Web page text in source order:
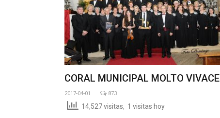
CORAL MUNICIPAL MOLTO VIVACE
2017-04-01 873
14,527 visitas, 1 visitas hoy